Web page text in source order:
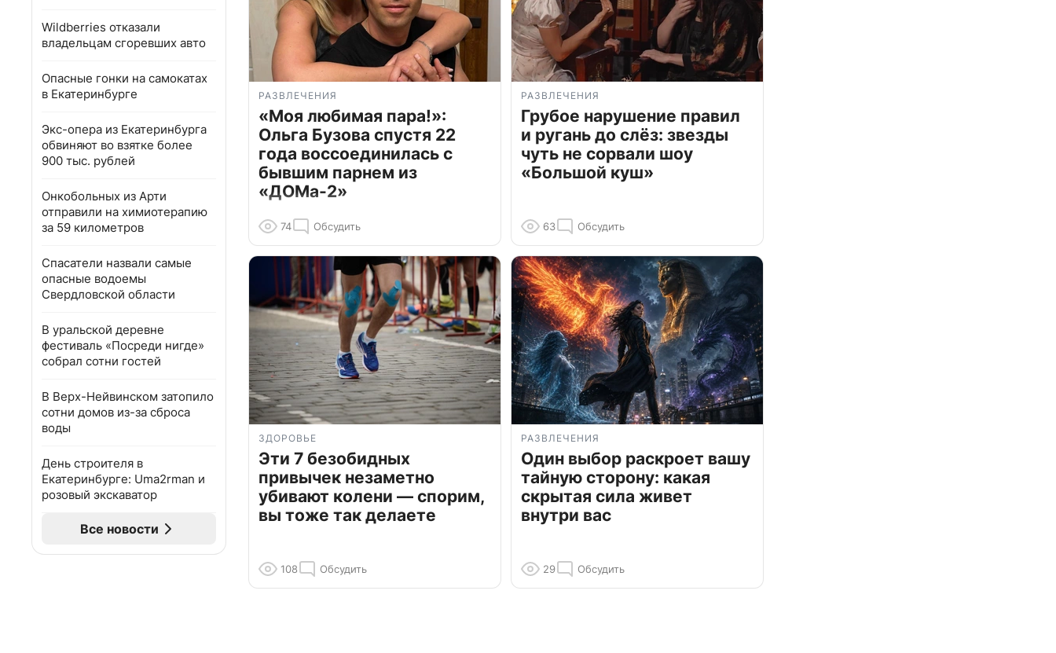
Wildberries отказали
владельцам сгоревших авто
Опасные гонки на самокатах
в Екатеринбурге
Экс-опера из Екатеринбурга
обвиняют во взятке более
900 тыс. рублей
Онкобольных из Арти
отправили на химиотерапию
за 59 километров
Спасатели назвали самые
опасные водоемы
Свердловской области
В уральской деревне
фестиваль «Посреди нигде»
собрал сотни гостей
В Верх-Нейвинском затопило
сотни домов из-за сброса
воды
День строителя в
Екатеринбурге: Uma2rman и
розовый экскаватор
Все новости
РАЗВЛЕЧЕНИЯ
«Моя любимая пара!»:
Ольга Бузова спустя 22
года воссоединилась с
бывшим парнем из
«ДОМа-2»
74 Обсудить
РАЗВЛЕЧЕНИЯ
Грубое нарушение правил
и ругань до слёз: звезды
чуть не сорвали шоу
«Большой куш»
63 Обсудить
ЗДОРОВЬЕ
Эти 7 безобидных
привычек незаметно
убивают колени — спорим,
вы тоже так делаете
108 Обсудить
РАЗВЛЕЧЕНИЯ
Один выбор раскроет вашу
тайную сторону: какая
скрытая сила живет
внутри вас
29 Обсудить